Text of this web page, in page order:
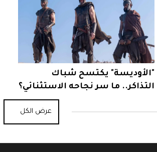
"الأوديسة" يكتسح شباك
التذاكر.. ما سر نجاحه الاستثنائي؟
عرض الكل